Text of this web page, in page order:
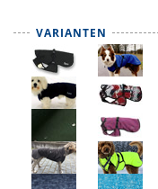
VARIANTEN